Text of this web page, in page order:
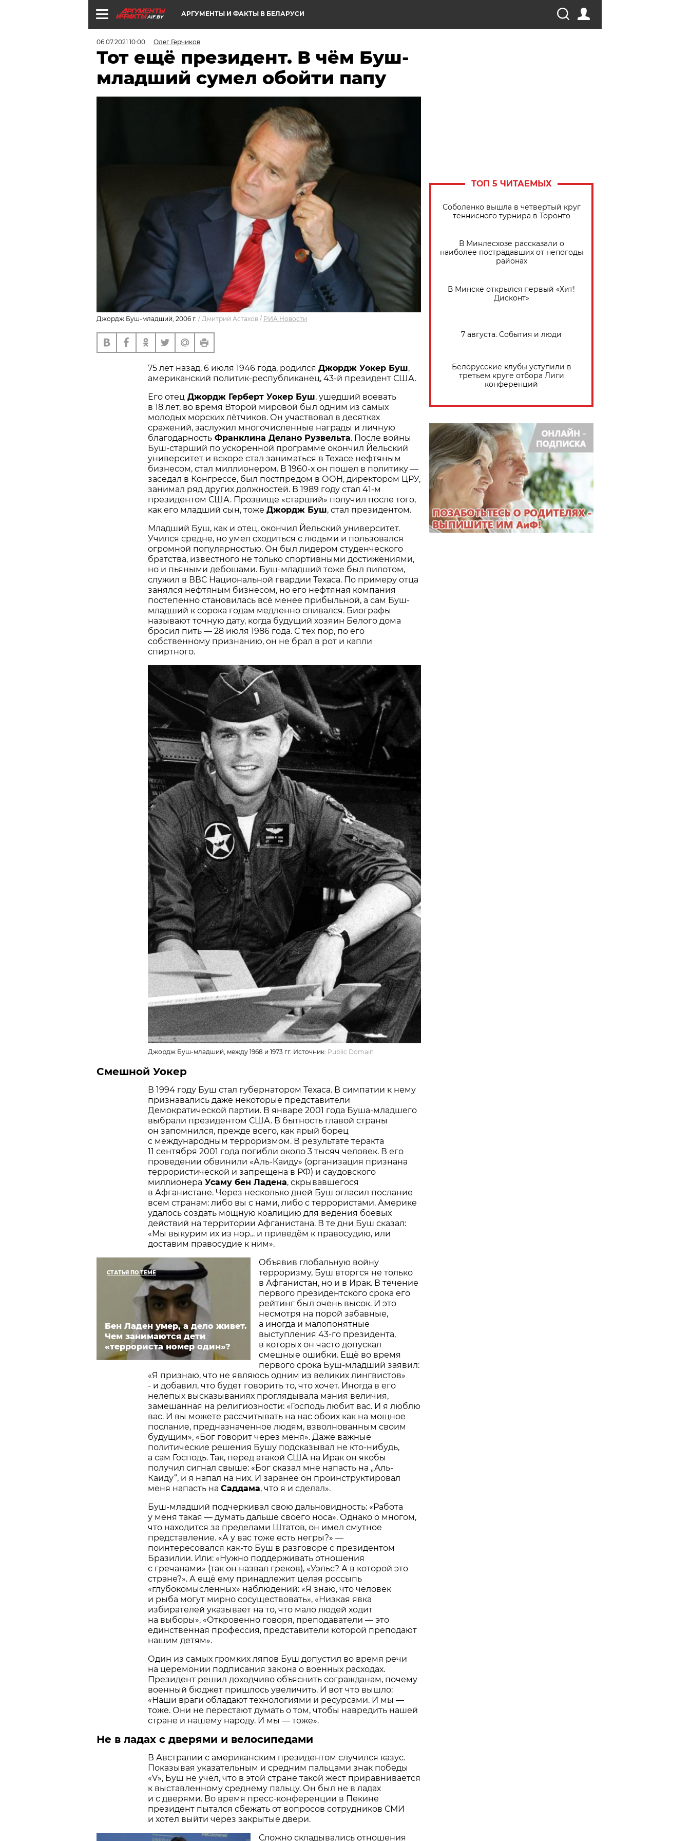
AIF.BY АРГУМЕНТЫ И ФАКТЫ В БЕЛАРУСИ
06.07.2021 10:00 Олег Герчиков
Тот ещё президент. В чём Буш-
младший сумел обойти папу
Джордж Буш-младший, 2006 г. / Дмитрий Астахов / РИА Новости
75 лет назад, 6 июля 1946 года, родился Джордж Уокер Буш,
американский политик-республиканец, 43-й президент США.
Его отец Джордж Герберт Уокер Буш, ушедший воевать
в 18 лет, во время Второй мировой был одним из самых
молодых морских лётчиков. Он участвовал в десятках
сражений, заслужил многочисленные награды и личную
благодарность Франклина Делано Рузвельта. После войны
Буш-старший по ускоренной программе окончил Йельский
университет и вскоре стал заниматься в Техасе нефтяным
бизнесом, стал миллионером. В 1960-х он пошел в политику —
заседал в Конгрессе, был постпредом в ООН, директором ЦРУ,
занимал ряд других должностей. В 1989 году стал 41-м
президентом США. Прозвище «старший» получил после того,
как его младший сын, тоже Джордж Буш, стал президентом.
Младший Буш, как и отец, окончил Йельский университет.
Учился средне, но умел сходиться с людьми и пользовался
огромной популярностью. Он был лидером студенческого
братства, известного не только спортивными достижениями,
но и пьяными дебошами. Буш-младший тоже был пилотом,
служил в ВВС Национальной гвардии Техаса. По примеру отца
занялся нефтяным бизнесом, но его нефтяная компания
постепенно становилась всё менее прибыльной, а сам Буш-
младший к сорока годам медленно спивался. Биографы
называют точную дату, когда будущий хозяин Белого дома
бросил пить — 28 июля 1986 года. С тех пор, по его
собственному признанию, он не брал в рот и капли
спиртного.
Джордж Буш-младший, между 1968 и 1973 гг. Источник: Public Domain
Смешной Уокер
В 1994 году Буш стал губернатором Техаса. В симпатии к нему
признавались даже некоторые представители
Демократической партии. В январе 2001 года Буша-младшего
выбрали президентом США. В бытность главой страны
он запомнился, прежде всего, как ярый борец
с международным терроризмом. В результате теракта
11 сентября 2001 года погибли около 3 тысяч человек. В его
проведении обвинили «Аль-Каиду» (организация признана
террористической и запрещена в РФ) и саудовского
миллионера Усаму бен Ладена, скрывавшегося
в Афганистане. Через несколько дней Буш огласил послание
всем странам: либо вы с нами, либо с террористами. Америке
удалось создать мощную коалицию для ведения боевых
действий на территории Афганистана. В те дни Буш сказал:
«Мы выкурим их из нор... и приведём к правосудию, или
доставим правосудие к ним».
СТАТЬЯ ПО ТЕМЕ
Бен Ладен умер, а дело живет.
Чем занимаются дети
«террориста номер один»?
Объявив глобальную войну
терроризму, Буш вторгся не только
в Афганистан, но и в Ирак. В течение
первого президентского срока его
рейтинг был очень высок. И это
несмотря на порой забавные,
а иногда и малопонятные
выступления 43-го президента,
в которых он часто допускал
смешные ошибки. Ещё во время
первого срока Буш-младший заявил:
«Я признаю, что не являюсь одним из великих лингвистов»
- и добавил, что будет говорить то, что хочет. Иногда в его
нелепых высказываниях проглядывала мания величия,
замешанная на религиозности: «Господь любит вас. И я люблю
вас. И вы можете рассчитывать на нас обоих как на мощное
послание, предназначенное людям, взволнованным своим
будущим», «Бог говорит через меня». Даже важные
политические решения Бушу подсказывал не кто-нибудь,
а сам Господь. Так, перед атакой США на Ирак он якобы
получил сигнал свыше: «Бог сказал мне напасть на „Аль-
Каиду“, и я напал на них. И заранее он проинструктировал
меня напасть на Саддама, что я и сделал».
Буш-младший подчеркивал свою дальновидность: «Работа
у меня такая — думать дальше своего носа». Однако о многом,
что находится за пределами Штатов, он имел смутное
представление. «А у вас тоже есть негры?» —
поинтересовался как-то Буш в разговоре с президентом
Бразилии. Или: «Нужно поддерживать отношения
с гречанами» (так он назвал греков), «Уэльс? А в которой это
стране?». А ещё ему принадлежит целая россыпь
«глубокомысленных» наблюдений: «Я знаю, что человек
и рыба могут мирно сосуществовать», «Низкая явка
избирателей указывает на то, что мало людей ходит
на выборы», «Откровенно говоря, преподаватели — это
единственная профессия, представители которой преподают
нашим детям».
Один из самых громких ляпов Буш допустил во время речи
на церемонии подписания закона о военных расходах.
Президент решил доходчиво объяснить согражданам, почему
военный бюджет пришлось увеличить. И вот что вышло:
«Наши враги обладают технологиями и ресурсами. И мы —
тоже. Они не перестают думать о том, чтобы навредить нашей
стране и нашему народу. И мы — тоже».
Не в ладах с дверями и велосипедами
В Австралии с американским президентом случился казус.
Показывая указательным и средним пальцами знак победы
«V», Буш не учёл, что в этой стране такой жест приравнивается
к выставленному среднему пальцу. Он был не в ладах
и с дверями. Во время пресс-конференции в Пекине
президент пытался сбежать от вопросов сотрудников СМИ
и хотел выйти через закрытые двери.
Сложно складывались отношения
ТОП 5 ЧИТАЕМЫХ
Соболенко вышла в четвертый круг
теннисного турнира в Торонто
В Минлесхозе рассказали о
наиболее пострадавших от непогоды
районах
В Минске открылся первый «Хит!
Дисконт»
7 августа. События и люди
Белорусские клубы уступили в
третьем круге отбора Лиги
конференций